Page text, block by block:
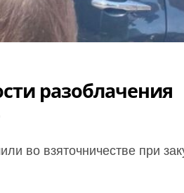
разоблачения